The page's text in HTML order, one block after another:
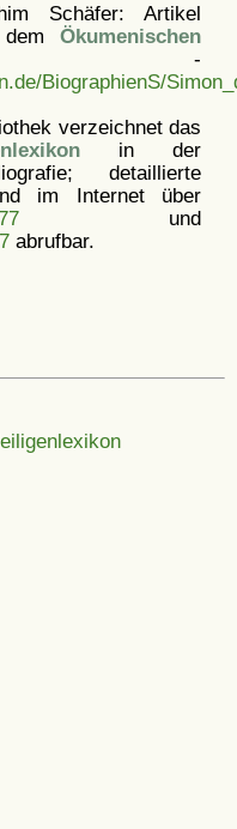
Schäfer: Artikel
Ökumenischen
BiographienS/
verzeichnet das
in der
detaillierte
im Internet über
und
abrufbar.